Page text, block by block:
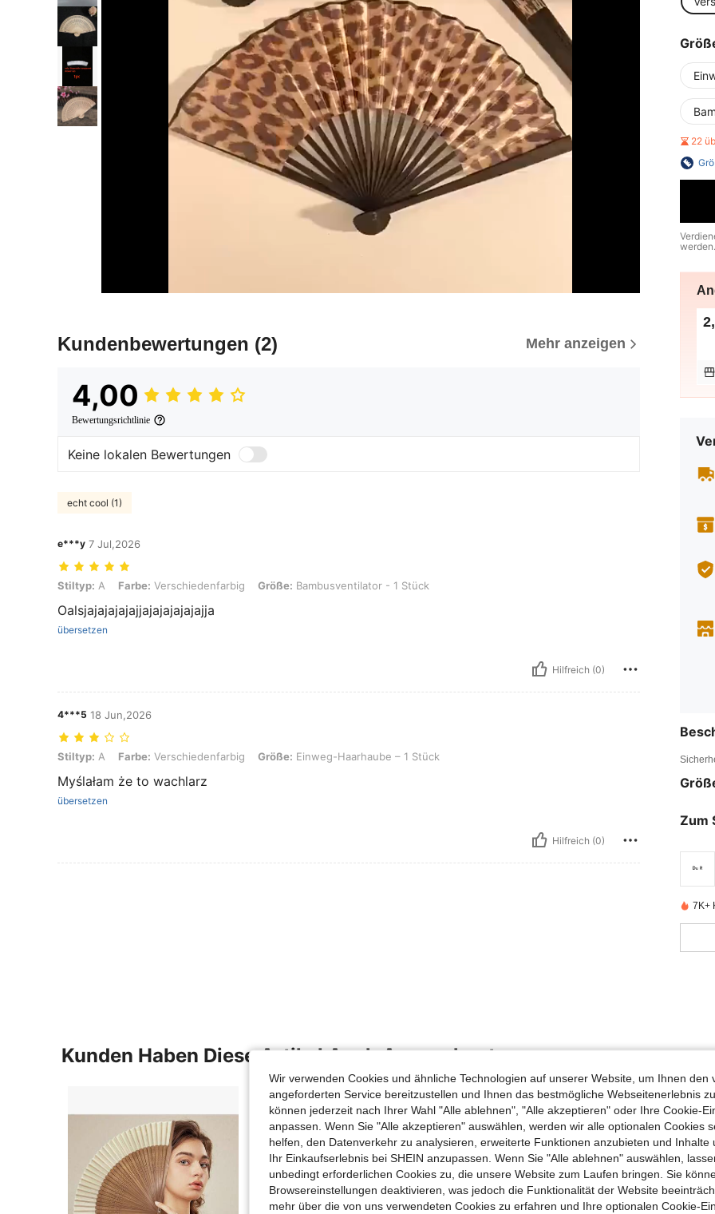
Kundenbewertungen (2) Mehr anzeigen
4,00
Bewertungsrichtlinie
Keine lokalen Bewertungen
echt cool (1)
e***y 7 Jul,2026
Stiltyp: A, Farbe: Verschiedenfarbig, Größe: Bambusventilator - 1 Stück
Stiltyp: A Farbe: Verschiedenfarbig Größe: Bambusventilator - 1 Stück
Oalsjajajajajajjajajajajajajja
übersetzen
Hilfreich (0)
4***5 18 Jun,2026
Stiltyp: A, Farbe: Verschiedenfarbig, Größe: Einweg-Haarhaube – 1 Stück
Stiltyp: A Farbe: Verschiedenfarbig Größe: Einweg-Haarhaube – 1 Stück
Myślałam że to wachlarz
übersetzen
Hilfreich (0)
22
werden.
Zum
7K+
Kunden Haben Diese Artikel Auch Angeschaut
Wir verwenden Cookies und ähnliche Technologien auf unserer Website, um Ihnen den
angeforderten Service bereitzustellen und Ihnen das bestmögliche Webseitenerlebnis
können jederzeit nach Ihrer Wahl "Alle ablehnen", "Alle akzeptieren" oder Ihre Cookie-
anpassen. Wenn Sie "Alle akzeptieren" auswählen, werden wir alle optionalen Cookies
helfen, den Datenverkehr zu analysieren, erweiterte Funktionen anzubieten und Inhalte
Ihr Einkaufserlebnis bei SHEIN anzupassen. Wenn Sie "Alle ablehnen" auswählen,
unbedingt erforderlichen Cookies zu, die unsere Website zum Laufen bringen. Sie
Browsereinstellungen deaktivieren, was jedoch die Funktionalität der Website
mehr über die von uns verwendeten Cookies zu erfahren und Ihre optionalen Cookie-